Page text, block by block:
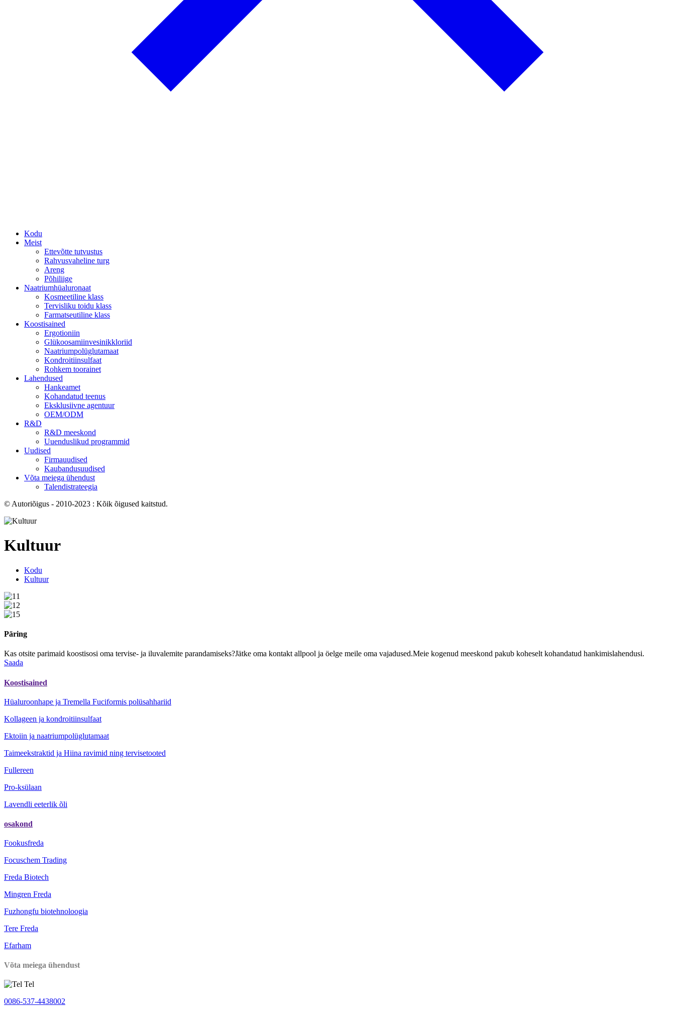
Kodu
Meist
Ettevõtte tutvustus
Rahvusvaheline turg
Areng
Põhiliige
Naatriumhüaluronaat
Kosmeetiline klass
Tervisliku toidu klass
Farmatseutiline klass
Koostisained
Ergotioniin
Glükoosamiinvesinikkloriid
Naatriumpolüglutamaat
Kondroitiinsulfaat
Rohkem toorainet
Lahendused
Hankeamet
Kohandatud teenus
Eksklusiivne agentuur
OEM/ODM
R&D
R&D meeskond
Uuenduslikud programmid
Uudised
Firmauudised
Kaubandusuudised
Võta meiega ühendust
Talendistrateegia
© Autoriõigus - 2010-2023 : Kõik õigused kaitstud.
Kultuur
Kodu
Kultuur
Päring
Kas otsite parimaid koostisosi oma tervise- ja iluvalemite parandamiseks?Jätke oma kontakt allpool ja öelge meile oma vajadused.Meie kogenud meeskond pakub koheselt kohandatud hankimislahendusi.
Saada
Koostisained
Hüaluroonhape ja Tremella Fuciformis polüsahhariid
Kollageen ja kondroitiinsulfaat
Ektoiin ja naatriumpolüglutamaat
Taimeekstraktid ja Hiina ravimid ning tervisetooted
Fullereen
Pro-ksülaan
Lavendli eeterlik õli
osakond
Fookusfreda
Focuschem Trading
Freda Biotech
Mingren Freda
Fuzhongfu biotehnoloogia
Tere Freda
Efarham
Võta meiega ühendust
Tel
0086-537-4438002